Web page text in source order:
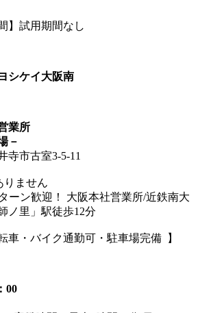
】試用期間なし
シケイ大阪南
業所
－
寺市古室3-5-11
りません
ーン歓迎！
大阪本社営業所/近鉄南大
ノ里」駅徒歩12分
車・バイク通勤可・駐車場完備 】
00